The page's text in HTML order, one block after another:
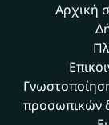
Αρχική
προσωπικών